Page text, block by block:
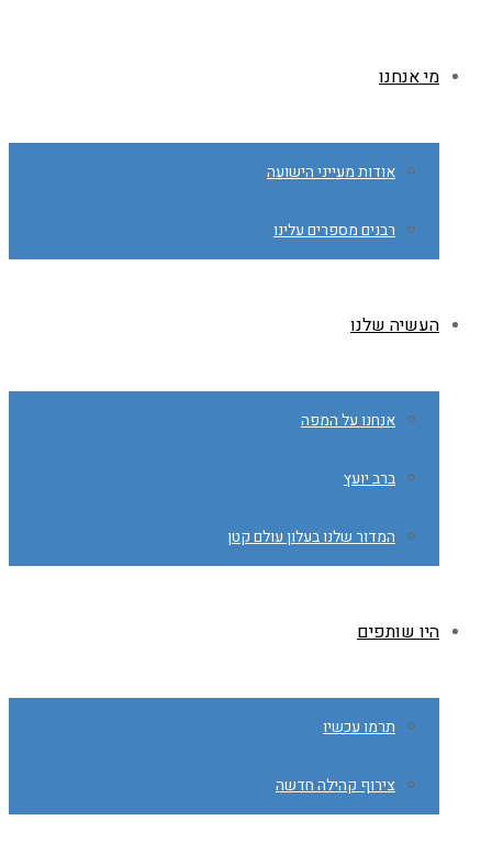
מי אנחנו
אודות מעייני הישועה
רבנים מספרים עלינו
העשיה שלנו
אנחנו על המפה
ברב יועץ
המדור שלנו בעלון עולם קטן
היו שותפים
תרמו עכשיו
צירוף קהילה חדשה